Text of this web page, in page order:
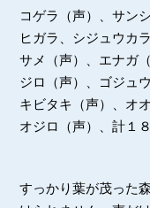
コゲラ（声）、サン
ヒガラ、シジュウカ
サメ（声）、エナガ
ジロ（声）、ゴジュ
キビタキ（声）、オ
オジロ（声）、計１
すっかり葉が茂った